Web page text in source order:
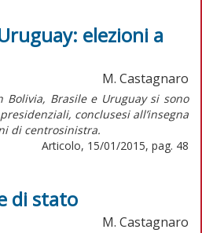
elezioni a
M. Castagnaro
Brasile e Uruguay si sono
conclusesi all’insegna
di centrosinistra.
Articolo, 15/01/2015, pag. 48
di stato
M. Castagnaro